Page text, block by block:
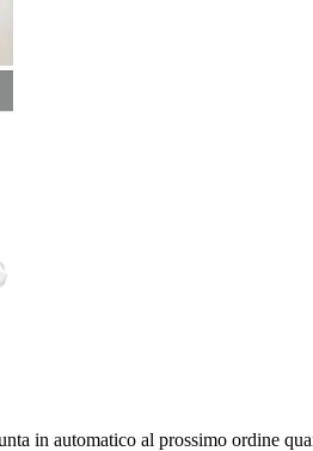
in automatico al prossimo ordine